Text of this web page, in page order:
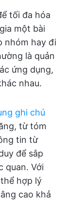
tối đa hóa
một bài
nhóm hay đi
là quản
ứng dụng,
nhau.
ghi chú
từ tóm
tin từ
để sắp
quan. Với
hợp lý
cao khả